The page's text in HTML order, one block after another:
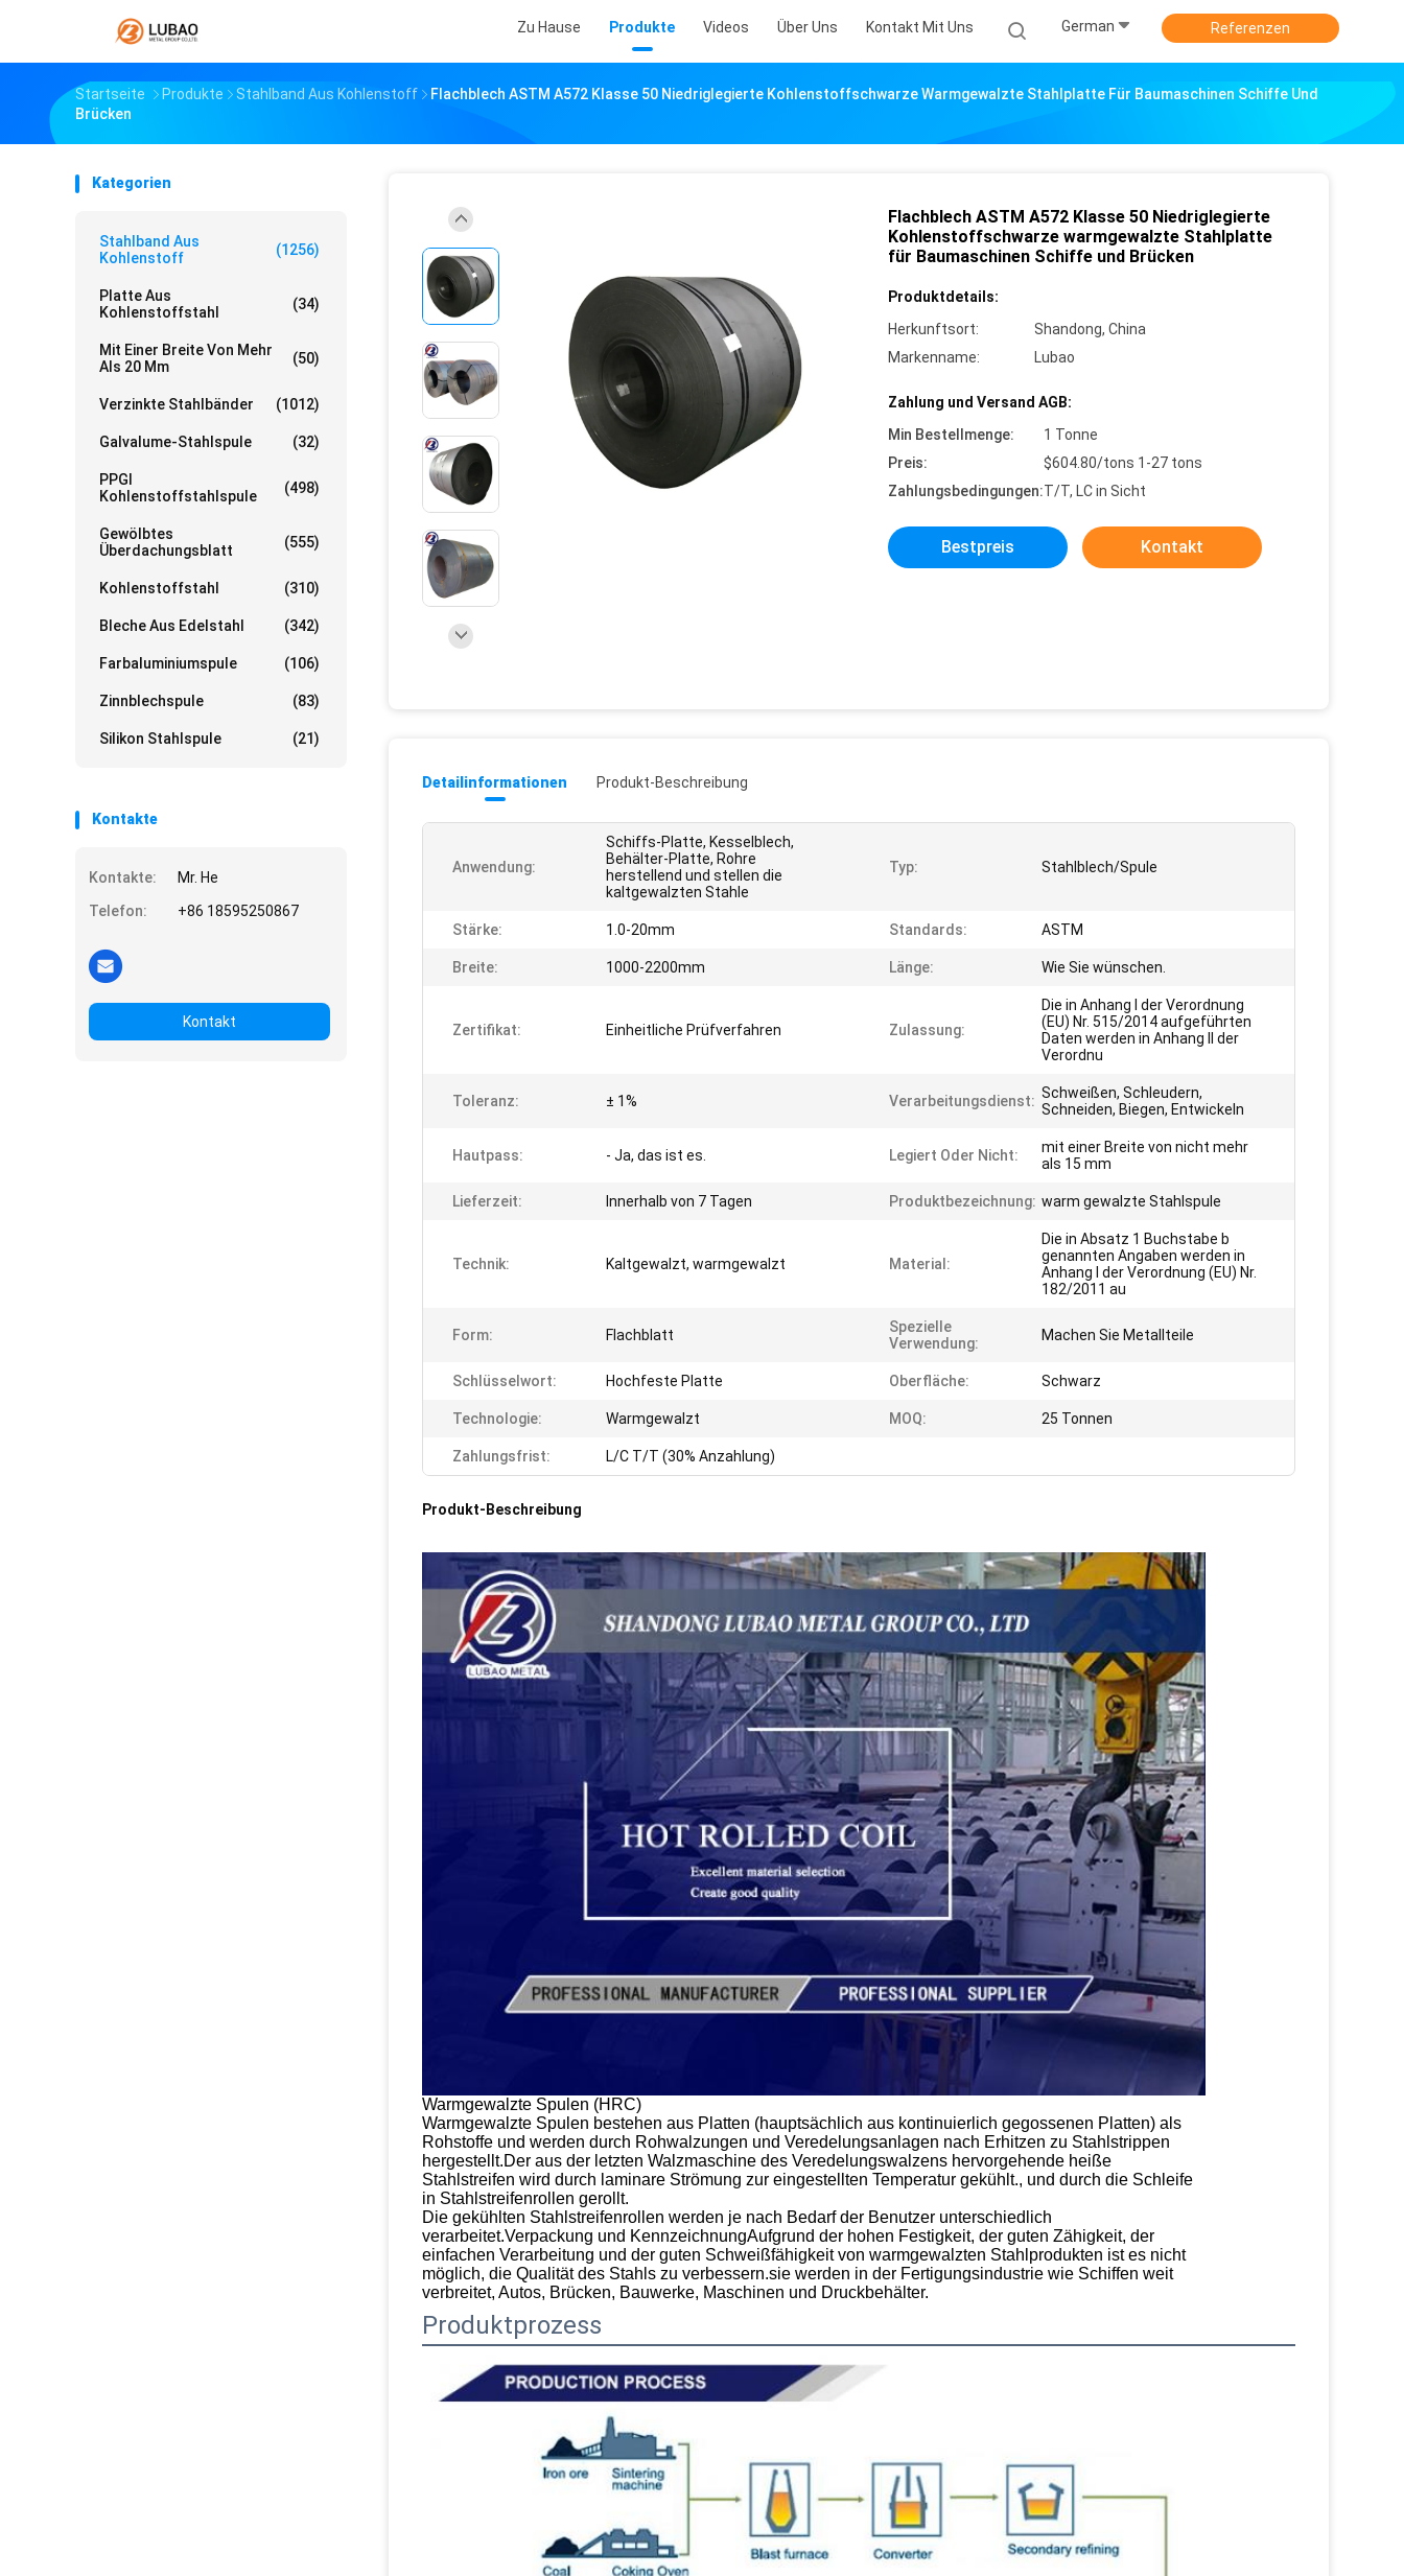
Zu Hause Produkte Videos Über Uns Kontakt Mit Uns German Referenzen
Startseite Produkte Stahlband Aus Kohlenstoff
Flachblech ASTM A572 Klasse 50 Niedriglegierte Kohlenstoffschwarze Warmgewalzte Stahlplatte Für Baumaschinen Schiffe Und
Brücken
Kategorien
Stahlband Aus
Kohlenstoff
(1256)
Platte Aus
Kohlenstoffstahl
(34)
Mit Einer Breite Von Mehr
Als 20 Mm
(50)
Verzinkte Stahlbänder (1012)
Galvalume-Stahlspule (32)
PPGI
Kohlenstoffstahlspule
(498)
Gewölbtes
Überdachungsblatt
(555)
Kohlenstoffstahl (310)
Bleche Aus Edelstahl (342)
Farbaluminiumspule (106)
Zinnblechspule (83)
Silikon Stahlspule (21)
Kontakte
Kontakte:
Mr. He
Telefon:
+86 18595250867
Kontakt
Flachblech ASTM A572 Klasse 50 Niedriglegierte
Kohlenstoffschwarze warmgewalzte Stahlplatte
für Baumaschinen Schiffe und Brücken
Produktdetails:
Herkunftsort:
Shandong, China
Markenname:
Lubao
Zahlung und Versand AGB:
Min Bestellmenge:
1 Tonne
Preis:
$604.80/tons 1-27 tons
Zahlungsbedingungen:T/T, LC in Sicht
Bestpreis Kontakt
Detailinformationen Produkt-Beschreibung
Anwendung:
Schiffs-Platte, Kesselblech,
Behälter-Platte, Rohre
herstellend und stellen die
kaltgewalzten Stahle
Typ: Stahlblech/Spule
Stärke: 1.0-20mm Standards: ASTM
Breite: 1000-2200mm Länge: Wie Sie wünschen.
Zertifikat: Einheitliche Prüfverfahren Zulassung:
Die in Anhang I der Verordnung
(EU) Nr. 515/2014 aufgeführten
Daten werden in Anhang II der
Verordnu
Toleranz: ± 1% Verarbeitungsdienst: Schweißen, Schleudern,
Schneiden, Biegen, Entwickeln
Hautpass: - Ja, das ist es. Legiert Oder Nicht:
mit einer Breite von nicht mehr
als 15 mm
Lieferzeit: Innerhalb von 7 Tagen Produktbezeichnung: warm gewalzte Stahlspule
Technik: Kaltgewalzt, warmgewalzt Material:
Die in Absatz 1 Buchstabe b
genannten Angaben werden in
Anhang I der Verordnung (EU) Nr.
182/2011 au
Form: Flachblatt
Spezielle
Verwendung:
Machen Sie Metallteile
Schlüsselwort: Hochfeste Platte Oberfläche: Schwarz
Technologie: Warmgewalzt MOQ: 25 Tonnen
Zahlungsfrist: L/C T/T (30% Anzahlung)
Produkt-Beschreibung
Warmgewalzte Spulen (HRC)
Warmgewalzte Spulen bestehen aus Platten (hauptsächlich aus kontinuierlich gegossenen Platten) als
Rohstoffe und werden durch Rohwalzungen und Veredelungsanlagen nach Erhitzen zu Stahlstrippen
hergestellt.Der aus der letzten Walzmaschine des Veredelungswalzens hervorgehende heiße
Stahlstreifen wird durch laminare Strömung zur eingestellten Temperatur gekühlt., und durch die Schleife
in Stahlstreifenrollen gerollt.
Die gekühlten Stahlstreifenrollen werden je nach Bedarf der Benutzer unterschiedlich
verarbeitet.Verpackung und KennzeichnungAufgrund der hohen Festigkeit, der guten Zähigkeit, der
einfachen Verarbeitung und der guten Schweißfähigkeit von warmgewalzten Stahlprodukten ist es nicht
möglich, die Qualität des Stahls zu verbessern.sie werden in der Fertigungsindustrie wie Schiffen weit
verbreitet, Autos, Brücken, Bauwerke, Maschinen und Druckbehälter.
Produktprozess